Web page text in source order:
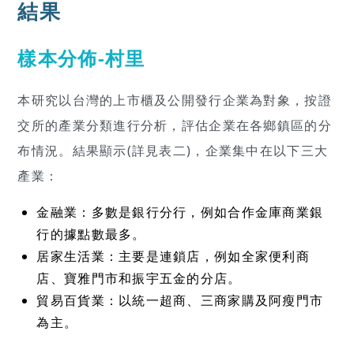
結果
樣本分佈-村里
本研究以台灣的上市櫃及公開發行企業為對象，按證
交所的產業分類進行分析，評估企業在各鄉鎮區的分
布情況。結果顯示(詳見表二)，企業集中在以下三大
產業：
金融業：多數是銀行分行，例如合作金庫商業銀
行的據點數最多。
居家生活業：主要是連鎖店，例如全家便利商
店、寶雅門市和振宇五金的分店。
貿易百貨業：以統一超商、三商家購及阿瘦門市
為主。